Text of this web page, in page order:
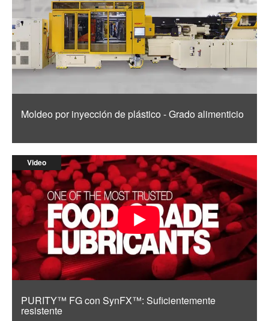
Moldeo por inyección de plástico - Grado alimenticio
Video
PURITY™ FG con SynFX™: Suficientemente
resistente